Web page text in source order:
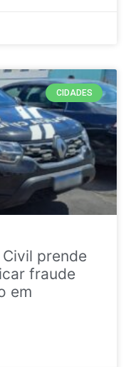
CIDADES
prende
fraude
em